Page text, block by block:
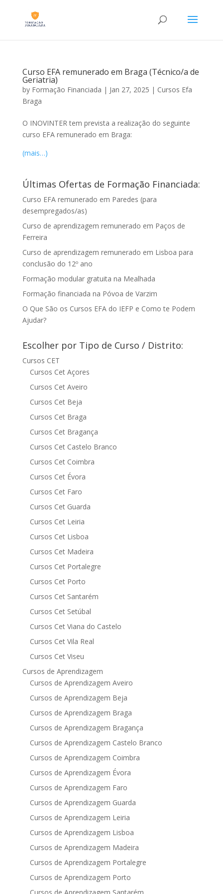
Curso EFA remunerado em Braga (Técnico/a de
Geriatria)
by Formação Financiada | Jan 27, 2025 | Cursos Efa
Braga
O INOVINTER tem prevista a realização do seguinte
curso EFA remunerado em Braga:
(mais…)
Últimas Ofertas de Formação Financiada:
Curso EFA remunerado em Paredes (para
desempregados/as)
Curso de aprendizagem remunerado em Paços de
Ferreira
Curso de aprendizagem remunerado em Lisboa para
conclusão do 12º ano
Formação modular gratuita na Mealhada
Formação financiada na Póvoa de Varzim
O Que São os Cursos EFA do IEFP e Como te Podem
Ajudar?
Escolher por Tipo de Curso / Distrito:
Cursos CET
Cursos Cet Açores
Cursos Cet Aveiro
Cursos Cet Beja
Cursos Cet Braga
Cursos Cet Bragança
Cursos Cet Castelo Branco
Cursos Cet Coimbra
Cursos Cet Évora
Cursos Cet Faro
Cursos Cet Guarda
Cursos Cet Leiria
Cursos Cet Lisboa
Cursos Cet Madeira
Cursos Cet Portalegre
Cursos Cet Porto
Cursos Cet Santarém
Cursos Cet Setúbal
Cursos Cet Viana do Castelo
Cursos Cet Vila Real
Cursos Cet Viseu
Cursos de Aprendizagem
Cursos de Aprendizagem Aveiro
Cursos de Aprendizagem Beja
Cursos de Aprendizagem Braga
Cursos de Aprendizagem Bragança
Cursos de Aprendizagem Castelo Branco
Cursos de Aprendizagem Coimbra
Cursos de Aprendizagem Évora
Cursos de Aprendizagem Faro
Cursos de Aprendizagem Guarda
Cursos de Aprendizagem Leiria
Cursos de Aprendizagem Lisboa
Cursos de Aprendizagem Madeira
Cursos de Aprendizagem Portalegre
Cursos de Aprendizagem Porto